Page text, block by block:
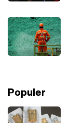
Populer